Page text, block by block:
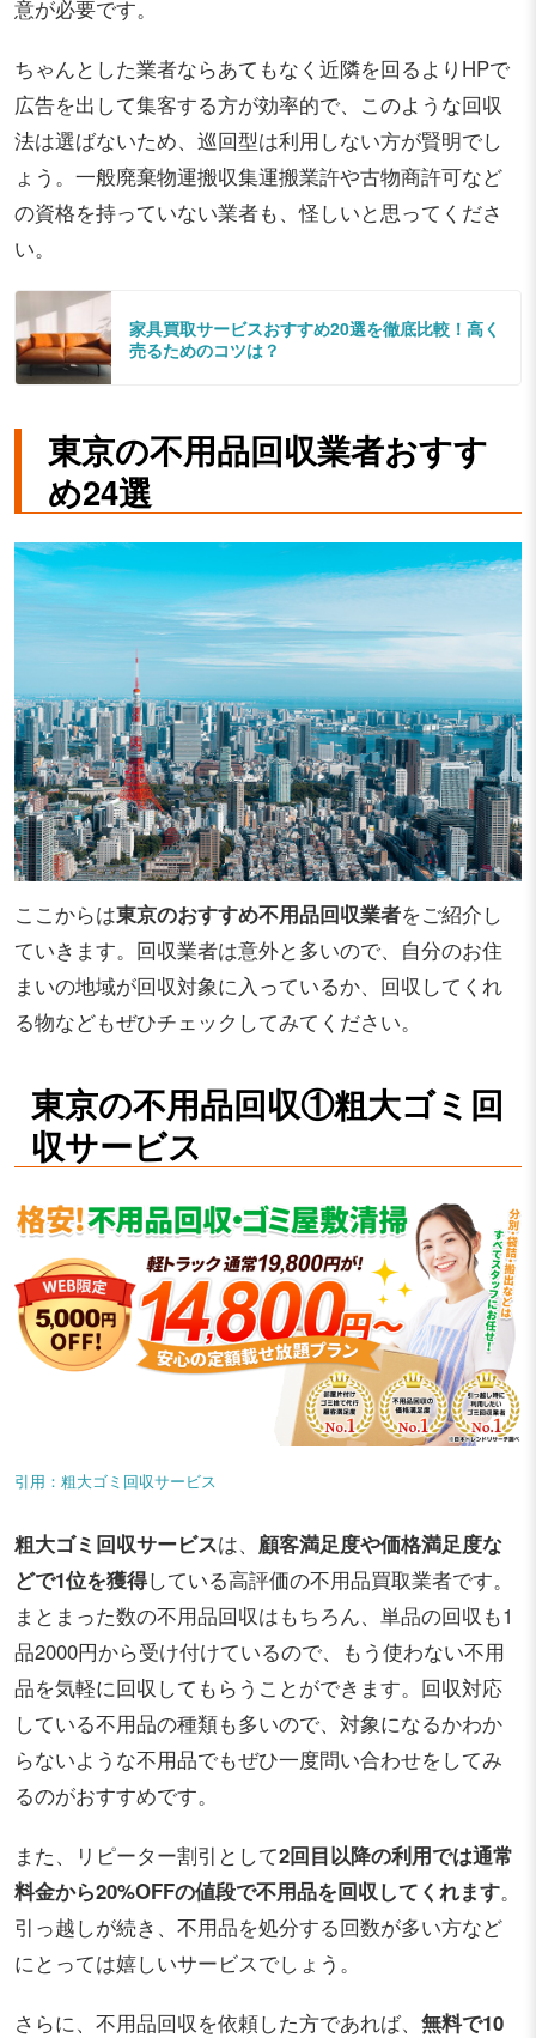
意が必要です。
ちゃんとした業者ならあてもなく近隣を回るよりHPで
広告を出して集客する方が効率的で、このような回収
法は選ばないため、巡回型は利用しない方が賢明でし
ょう。一般廃棄物運搬収集運搬業許や古物商許可など
の資格を持っていない業者も、怪しいと思ってくださ
い。
家具買取サービスおすすめ20選を徹底比較！高く
売るためのコツは？
東京の不用品回収業者おすす
め24選
ここからは東京のおすすめ不用品回収業者をご紹介し
ていきます。回収業者は意外と多いので、自分のお住
まいの地域が回収対象に入っているか、回収してくれ
る物などもぜひチェックしてみてください。
東京の不用品回収①粗大ゴミ回
収サービス
引用：粗大ゴミ回収サービス
粗大ゴミ回収サービスは、 顧客満足度や価格満足度な
どで1位を獲得している高評価の不用品買取業者です。
まとまった数の不用品回収はもちろん、単品の回収も1
品2000円から受け付けているので、もう使わない不用
品を気軽に回収してもらうことができます。回収対応
している不用品の種類も多いので、対象になるかわか
らないような不用品でもぜひ一度問い合わせをしてみ
るのがおすすめです。
また、リピーター割引として2回目以降の利用では通常
料金から20%OFFの値段で不用品を回収してくれます。
引っ越しが続き、不用品を処分する回数が多い方など
にとっては嬉しいサービスでしょう。
さらに、不用品回収を依頼した方であれば、 無料で10